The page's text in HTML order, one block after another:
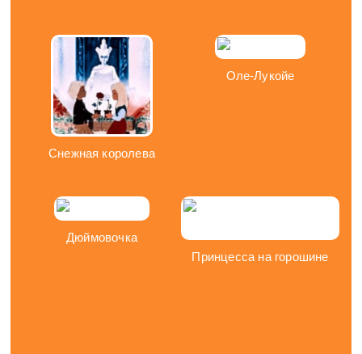
Снежная королева
Оле-Лукойе
Дюймовочка
Принцесса на горошине